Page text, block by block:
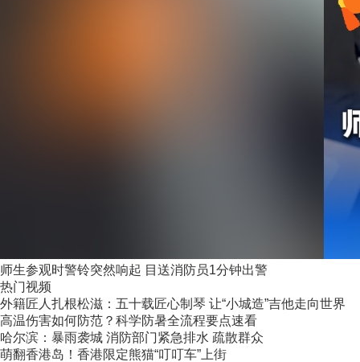
师生参观时警铃突然响起 目送消防员1分钟出警
热门视频
外籍匠人扎根松滋：五十载匠心制琴 让“小城造”吉他走向世界
高温伤害如何防范？科学防暑全流程要点速看
哈尔滨：暴雨袭城 消防部门紧急排水 疏散群众
萌翻香港岛！香港限定熊猫“叮叮车”上街